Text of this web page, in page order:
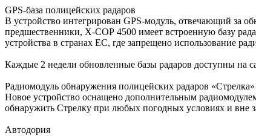
GPS-база полицейских радаров
В устройство интегрирован GPS-модуль, отвечающий за
предшественники, Х-СОР 4500 имеет встроенную базу
устройства в странах ЕС, где запрещено использование
Каждые 2 недели обновленные базы радаров доступны на
Радиомодуль обнаружения полицейских радаров «Стрелка»
Новое устройство оснащено дополнительным
обнаружить Стрелку при любых погодных условиях и вне
Автодория